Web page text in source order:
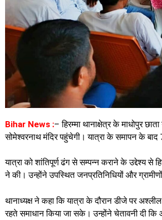
Bihar News :– हिरम्मा थानाक्षेत्र के माधोपुर
सोमेश्वरनाथ मंदिर पहुंचेगी। यात्रा के समापन के बाद
यात्रा को शांतिपूर्ण ढंग से सम्पन्न कराने के उद्देश्य से
ने की। उन्होंने उपस्थित जनप्रतिनिधियों और
थानाध्यक्ष ने कहा कि यात्रा के दौरान डीजे पर
रहते समाधान किया जा सके। उन्होंने चेतावनी दी कि